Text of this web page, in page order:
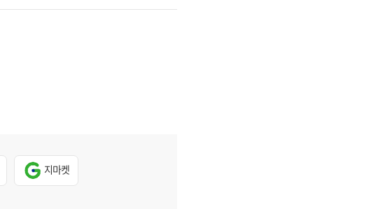
지마켓